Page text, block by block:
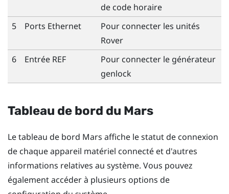
de code horaire
5
Ports Ethernet
Pour connecter les unités
Rover
6
Entrée REF
Pour connecter le générateur
genlock
Tableau de bord du Mars
Le tableau de bord Mars affiche le statut de connexion
de chaque appareil matériel connecté et d'autres
informations relatives au système. Vous pouvez
également accéder à plusieurs options de